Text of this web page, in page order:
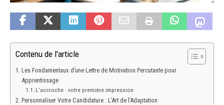
Contenu de l'article
Les Fondamentaux d’une Lettre de Motivation Percutante pour
Apprentissage
L’accroche : votre première impression
Personnaliser Votre Candidature : L’Art de l’Adaptation